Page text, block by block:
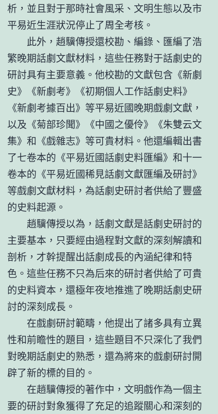
析，並且對于那時社會風采、文明生態以及市
平易近生涯狀況停止了周全考核。
此外，趙驥傳授還校勘、編錄、匯編了浩
繁晚期話劇文獻材料，這些任務對于話劇史的
研討具有主要意義。他校勘的文獻包含《新劇
史》《新劇考》《初期個人工作話劇史料》
《新劇考據百出》等平易近國晚期戲劇文獻，
以及《菊部珍聞》《中國之優伶》《朱雙云文
集》和《戲雜志》等可貴材料。他還編輯出書
了七卷本的《平易近國話劇史料匯編》和十一
卷本的《平易近國稀見話劇文獻匯編及研討》
等戲劇文獻材料，為話劇史研討者供給了豐盛
的史料起源。
趙驥傳授以為，話劇文獻是話劇史研討的
主要基本，只要經由過程對文獻的深刻解讀和
剖析，才幹提醒出話劇成長的內涵紀律和特
色。這些任務不只為后來的研討者供給了可貴
的史料資本，還極年夜地推進了晚期話劇史研
討的深刻成長。
在戲劇研討範疇，他提出了諸多具有立異
性和前瞻性的題目，這些題目不只深化了我們
對晚期話劇史的熟悉，還為將來的戲劇研討開
辟了新的標的目的。
在趙驥傳授的著作中，文明戲作為一個主
要的研討對象獲得了充足的追蹤關心和深刻的